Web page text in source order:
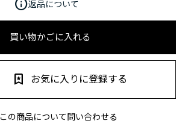
買い物かごに入れる
この商品について問い合わせる
お気に入りに登録する
info返品について